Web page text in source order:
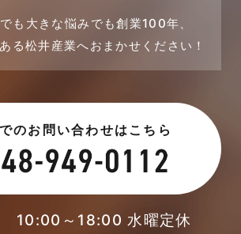
ライン
も大きな悩みでも創業100年、
る松井産業へおまかせください！
のお問い合わせはこちら
10:00～18:00 水曜定休